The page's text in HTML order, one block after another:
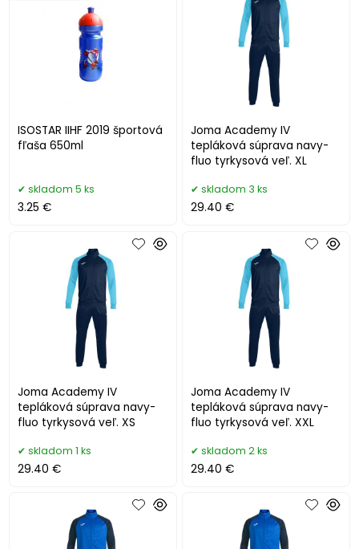
ISOSTAR IIHF 2019 športová
fľaša 650ml
skladom 5 ks
3.25 €
Joma Academy IV
tepláková súprava navy-
fluo tyrkysová veľ. XL
skladom 3 ks
29.40 €
Joma Academy IV
tepláková súprava navy-
fluo tyrkysová veľ. XS
skladom 1 ks
29.40 €
Joma Academy IV
tepláková súprava navy-
fluo tyrkysová veľ. XXL
skladom 2 ks
29.40 €